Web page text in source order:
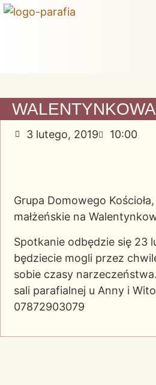
3 lutego, 2019 10:00
Grupa Domowego
małżeńskie na
Spotkanie odbędzie się 23
będziecie mogli przez
sobie czasy
sali parafialnej u Anny i
07872903079